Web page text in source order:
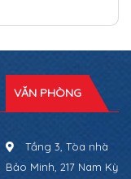
VĂN PHÒNG
Tầng 3, Tòa nhà
Bảo Minh, 217 Nam Kỳ